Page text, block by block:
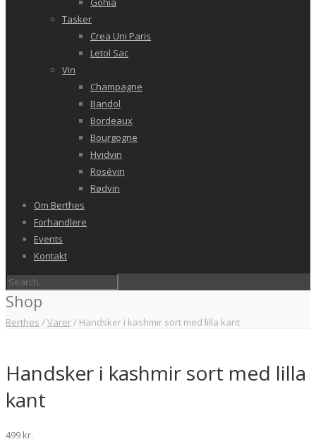
Tasker
Crea Uni Paris
Letol Sac
Vin
Champagne
Bandol
Bordeaux
Bourgogne
Hvidvin
Rosévin
Rødvin
Om Berthes
Forhandlere
Events
Kontakt
Shop
Berthes /Varer/ Handsker i kashmir sort med lilla kant
Handsker i kashmir sort med lilla
kant
499 kr.